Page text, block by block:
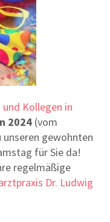
Kollegen in
2024 (vom
unseren gewohnten
für Sie da!
regelmäßige
Dr. Ludwig